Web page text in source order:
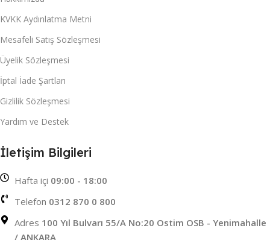
KVKK Aydınlatma Metni
Mesafeli Satış Sözleşmesi
Üyelik Sözleşmesi
İptal İade Şartları
Gizlilik Sözleşmesi
Yardım ve Destek
İletişim Bilgileri
Hafta içi 09:00 - 18:00
Telefon 0312 870 0 800
Adres 100 Yıl Bulvarı 55/A No:20 Ostim OSB - Yenimahalle
/ ANKARA